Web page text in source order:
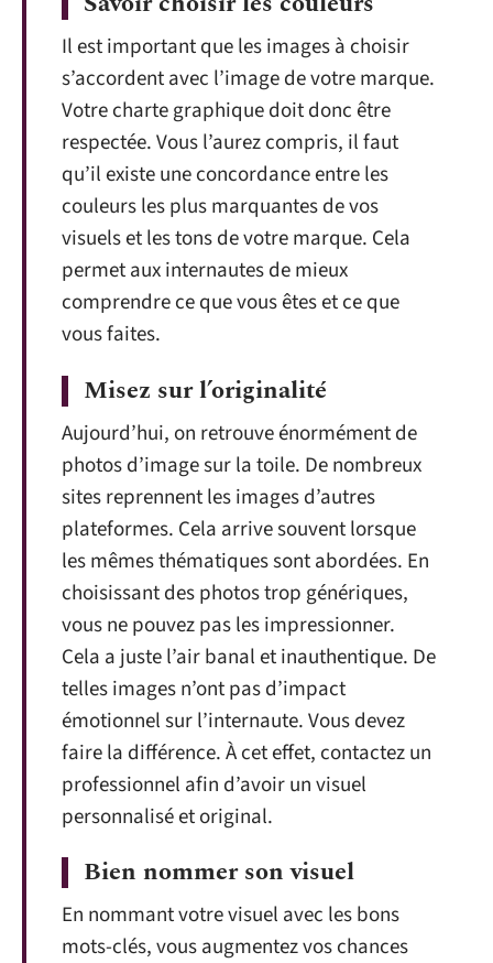
Il est important que les images à choisir
s’accordent avec l’image de votre marque.
Votre charte graphique doit donc être
respectée. Vous l’aurez compris, il faut
qu’il existe une concordance entre les
couleurs les plus marquantes de vos
visuels et les tons de votre marque. Cela
permet aux internautes de mieux
comprendre ce que vous êtes et ce que
vous faites.
Misez sur l’originalité
Aujourd’hui, on retrouve énormément de
photos d’image sur la toile. De nombreux
sites reprennent les images d’autres
plateformes. Cela arrive souvent lorsque
les mêmes thématiques sont abordées. En
choisissant des photos trop génériques,
vous ne pouvez pas les impressionner.
Cela a juste l’air banal et inauthentique. De
telles images n’ont pas d’impact
émotionnel sur l’internaute. Vous devez
faire la différence. À cet effet, contactez un
professionnel afin d’avoir un visuel
personnalisé et original.
Bien nommer son visuel
En nommant votre visuel avec les bons
mots-clés, vous augmentez vos chances